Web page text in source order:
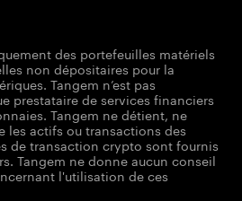
des portefeuilles matériels
non dépositaires pour la
Tangem n’est pas
prestataire de services financiers
Tangem ne détient, ne
les actifs ou transactions des
de transaction crypto sont fournis
Tangem ne donne aucun conseil
l'utilisation de ces